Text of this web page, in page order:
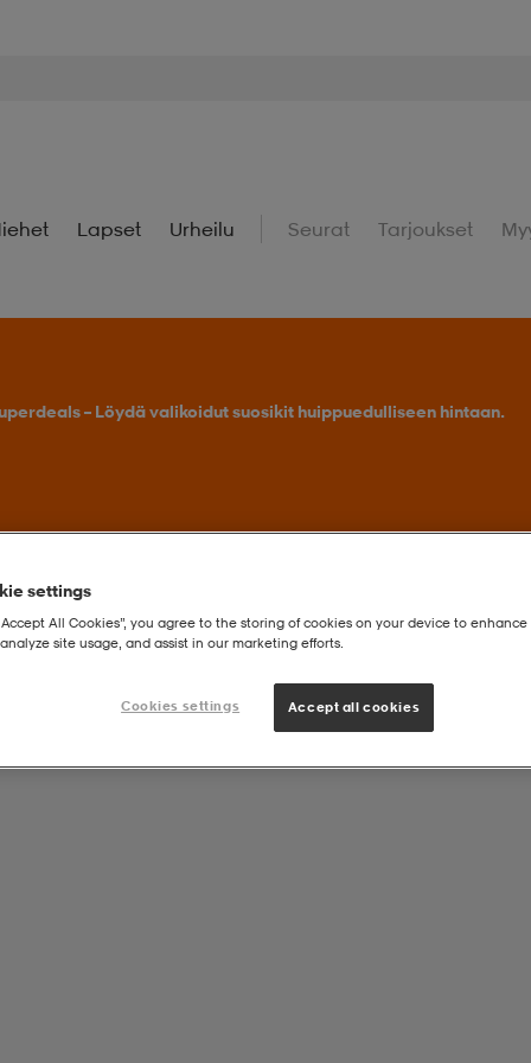
Lapset Urheilu Seurat Tarjoukset
– Löydä valikoidut suosikit huippuedulliseen hintaan.
Chelsea Boot
settings
All Cookies”, you agree to the storing of cookies on your device to enhance
site usage, and assist in our marketing efforts.
Cookies settings Accept all cookies